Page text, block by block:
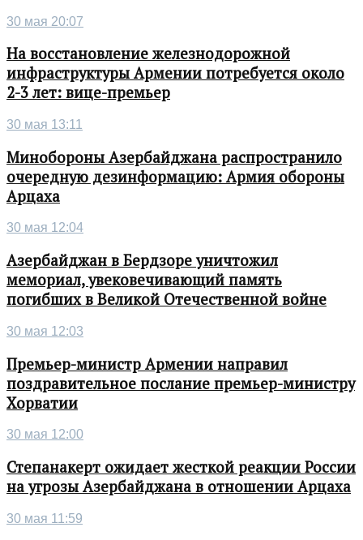
30 мая 20:07
На восстановление железнодорожной
инфраструктуры Армении потребуется около
2-3 лет: вице-премьер
30 мая 13:11
Минобороны Азербайджана распространило
очередную дезинформацию: Армия обороны
Арцаха
30 мая 12:04
Азербайджан в Бердзоре уничтожил
мемориал, увековечивающий память
погибших в Великой Отечественной войне
30 мая 12:03
Премьер-министр Армении направил
поздравительное послание премьер-министру
Хорватии
30 мая 12:00
Степанакерт ожидает жесткой реакции России
на угрозы Азербайджана в отношении Арцаха
30 мая 11:59